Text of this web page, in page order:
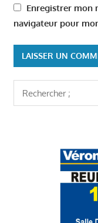
Enregistrer mon
navigateur pour